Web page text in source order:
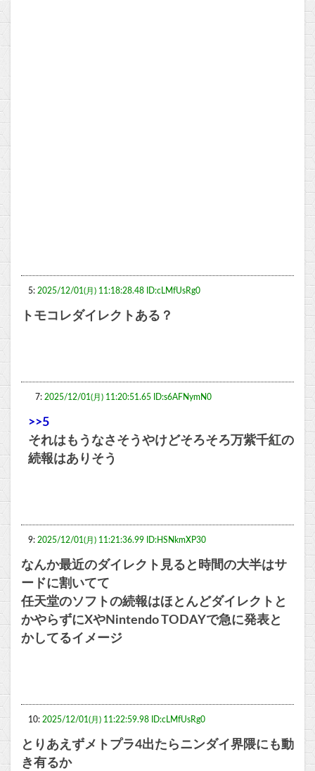
5: 2025/12/01(月) 11:18:28.48 ID:cLMfUsRg0
トモコレダイレクトある？
7: 2025/12/01(月) 11:20:51.65 ID:s6AFNymN0
>>5
それはもうなさそうやけどそろそろ万紫千紅の
続報はありそう
9: 2025/12/01(月) 11:21:36.99 ID:HSNkmXP30
なんか最近のダイレクト見ると時間の大半はサ
ードに割いてて
任天堂のソフトの続報はほとんどダイレクトと
かやらずにXやNintendo TODAYで急に発表と
かしてるイメージ
10: 2025/12/01(月) 11:22:59.98 ID:cLMfUsRg0
とりあえずメトプラ4出たらニンダイ界隈にも動
き有るか